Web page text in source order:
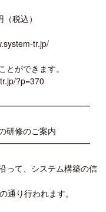
税込）
tr.jp/
ができます。
?p=370
研修のご案内
って、システム構築の信
通り行われます。